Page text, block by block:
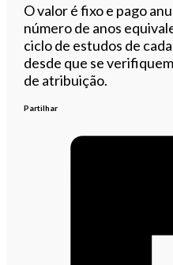
O valor é fixo e pago
número de anos
ciclo de estudos de
desde que se
de atribuição.
Partilhar